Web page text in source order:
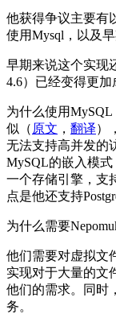
他获得争议主要有
使用Mysql，以及
早期来说这个实现
4.6）已经变得更加
为什么使用
似（ 原文 ， 翻译）
无法支持高并发的
MySQL的嵌入模
一个存储引擎，支
点是他还支持
为什么需要
他们需要对虚拟文
实现对于大量的文
他们的需求。同时
务。